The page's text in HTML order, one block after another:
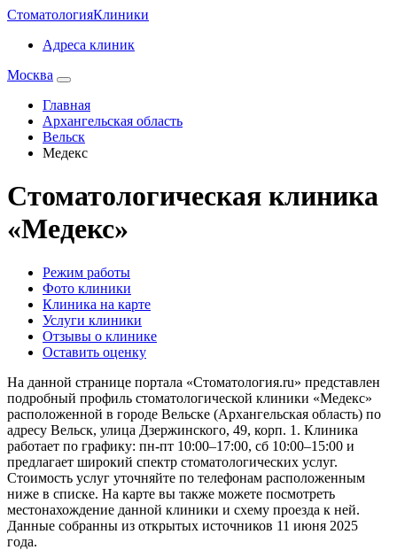
СтоматологияКлиники
Адреса клиник
Москва
Главная
Архангельская область
Вельск
Медекс
Стоматологическая клиника
«Медекс»
Режим работы
Фото клиники
Клиника на карте
Услуги клиники
Отзывы о клинике
Оставить оценку
На данной странице портала «Стоматология.ru» представлен
подробный профиль стоматологической клиники «Медекс»
расположенной в городе Вельске (Архангельская область) по
адресу Вельск, улица Дзержинского, 49, корп. 1. Клиника
работает по графику: пн-пт 10:00–17:00, сб 10:00–15:00 и
предлагает широкий спектр стоматологических услуг.
Стоимость услуг уточняйте по телефонам расположенным
ниже в списке. На карте вы также можете посмотреть
местонахождение данной клиники и схему проезда к ней.
Данные собранны из открытых источников 11 июня 2025
года.